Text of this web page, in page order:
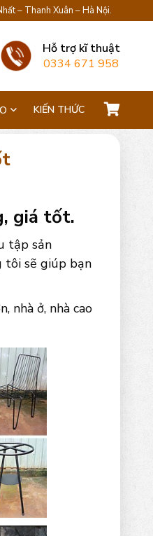
– Thanh Xuân – Hà Nội.
Hỗ trợ kĩ thuật
0334 671 958
KIẾN THỨC
giá tốt.
tập sản
tôi sẽ giúp bạn
nhà ở, nhà cao